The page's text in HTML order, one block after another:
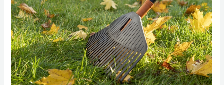
d’accès
aux
parcs
publics